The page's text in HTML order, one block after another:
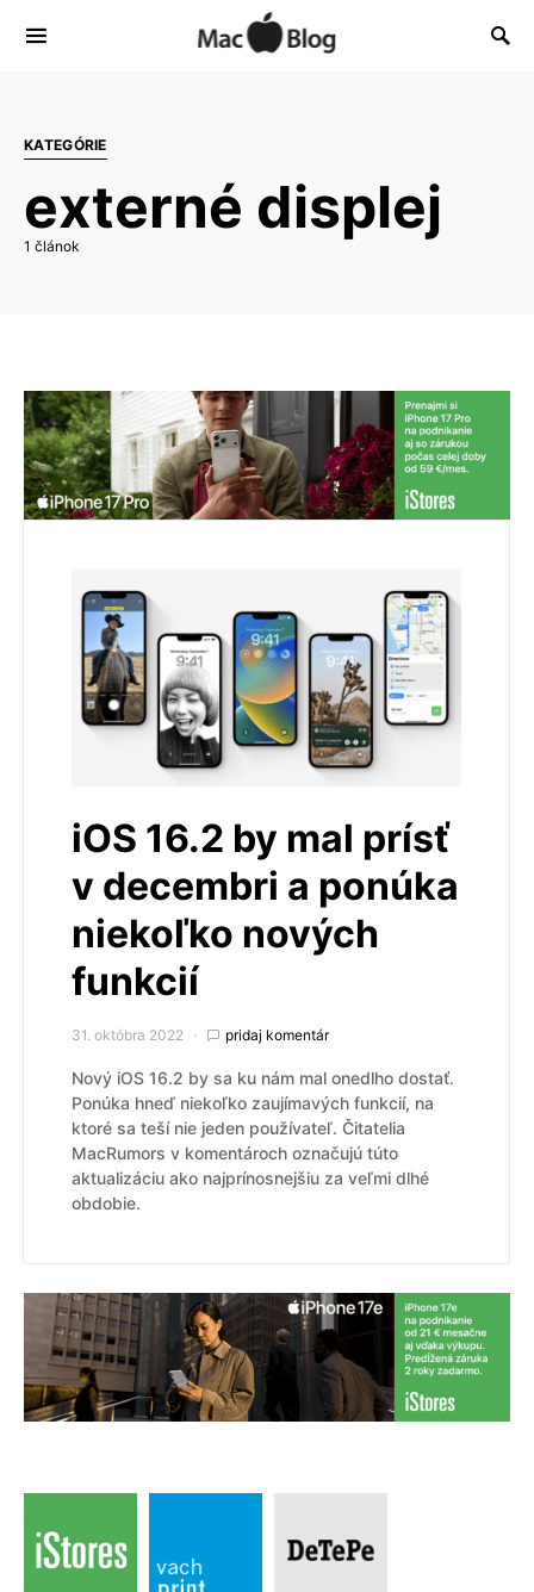
KATEGÓRIE
externé displej
1 článok
iOS 16.2 by mal prísť
v decembri a ponúka
niekoľko nových
funkcií
31. októbra 2022 pridaj komentár
Nový iOS 16.2 by sa ku nám mal onedlho dostať.
Ponúka hneď niekoľko zaujímavých funkcií, na
ktoré sa teší nie jeden používateľ. Čitatelia
MacRumors v komentároch označujú túto
aktualizáciu ako najprínosnejšiu za veľmi dlhé
obdobie.